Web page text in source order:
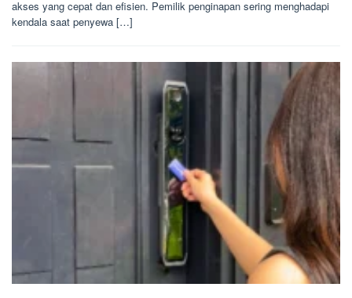
akses yang cepat dan efisien. Pemilik penginapan sering menghadapi
kendala saat penyewa […]